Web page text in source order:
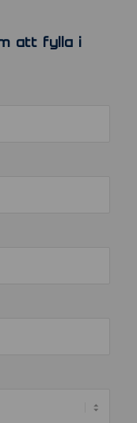
att fylla i